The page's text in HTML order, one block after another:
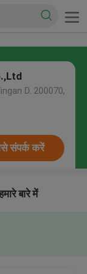
D. 200070,
संपर्क करें
बारे में